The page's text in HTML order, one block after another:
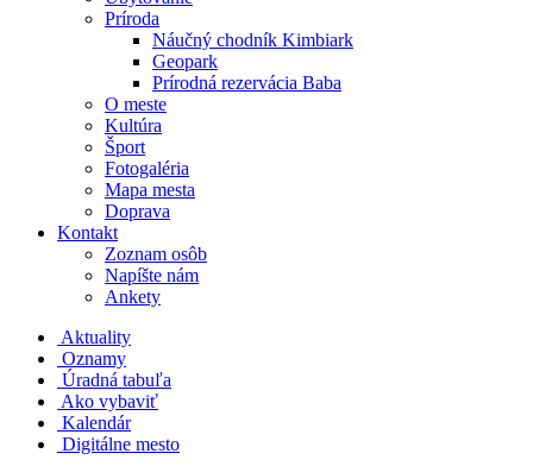
Príroda
Náučný chodník Kimbiark
Geopark
Prírodná rezervácia Baba
O meste
Kultúra
Šport
Fotogaléria
Mapa mesta
Doprava
Kontakt
Zoznam osôb
Napíšte nám
Ankety
Aktuality
Oznamy
Úradná tabuľa
Ako vybaviť
Kalendár
Digitálne mesto